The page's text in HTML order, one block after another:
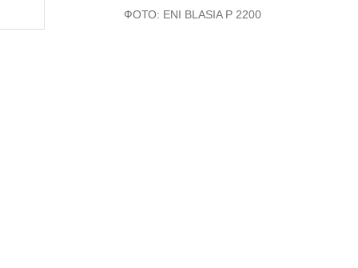
ФОТО: ENI BLASIA P 2200